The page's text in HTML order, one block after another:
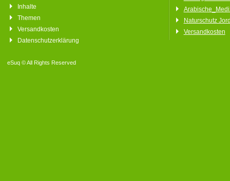
Inhalte
Themen
Versandkosten
Datenschutzerklärung
Naturschutz
Versandkosten
eSuq © All Rights Reserved